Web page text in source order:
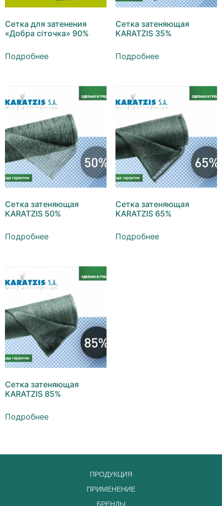
Сетка для затенения
«Добра сіточка» 90%
Подробнее
Сетка затеняющая
KARATZIS 35%
Подробнее
Сетка затеняющая
KARATZIS 50%
Подробнее
Сетка затеняющая
KARATZIS 65%
Подробнее
Сетка затеняющая
KARATZIS 85%
Подробнее
ПРОДУКЦИЯ
ПРИМЕНЕНИЕ
БРЕНДЫ